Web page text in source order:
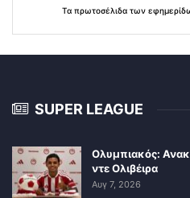
Τα πρωτοσέλιδα των
SUPER LEAGUE
Ολυμπιακός:
ντε Ολιβέιρα
Αυγ 7, 2026